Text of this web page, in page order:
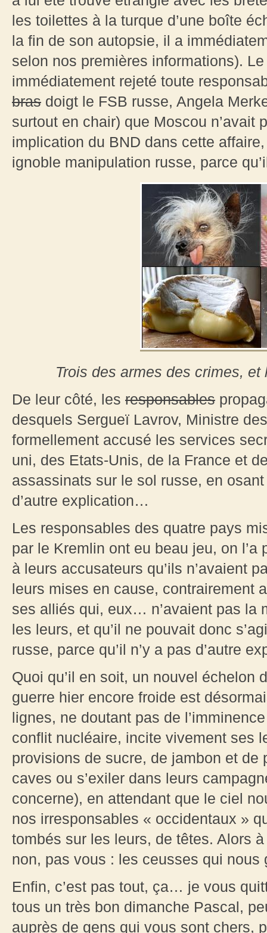
les toilettes à la turque d’une boîte
la fin de son autopsie, il a
selon nos premières informations).
immédiatement rejeté toute
bras doigt le FSB russe, Angela
surtout en chair) que Moscou n’avait
implication du BND dans cette affaire,
ignoble manipulation russe, parce
Trois des armes des crimes,
De leur côté, les responsables
desquels Sergueï Lavrov, Ministre
formellement accusé les services
uni, des Etats-Unis, de la France et
assassinats sur le sol russe, en
d’autre explication…
Les responsables des quatre pays
par le Kremlin ont eu beau jeu, on
à leurs accusateurs qu’ils n’avaient
leurs mises en cause, contrairement
ses alliés qui, eux… n’avaient pas la
les leurs, et qu’il ne pouvait donc
russe, parce qu’il n’y a pas d’autre
Quoi qu’il en soit, un nouvel échelon
guerre hier encore froide est
lignes, ne doutant pas de
conflit nucléaire, incite vivement ses
provisions de sucre, de jambon et de
caves ou s’exiler dans leurs
concerne), en attendant que le ciel
nos irresponsables « occidentaux »
tombés sur les leurs, de têtes. Alors
non, pas vous : les ceusses qui nous
Enfin, c’est pas tout, ça… je vous
tous un très bon dimanche Pascal,
auprès de gens qui vous sont chers,